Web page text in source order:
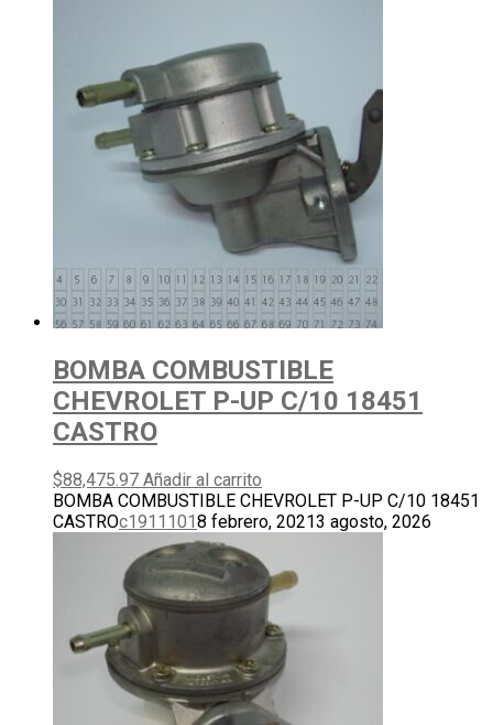
BOMBA COMBUSTIBLE
CHEVROLET P-UP C/10 18451
CASTRO
$88,475.97 Añadir al carrito
BOMBA COMBUSTIBLE CHEVROLET P-UP C/10 18451
CASTROc19111018 febrero, 20213 agosto, 2026